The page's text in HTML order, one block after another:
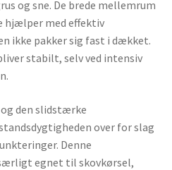
og sne. De brede mellemrum
hjælper med effektiv
ikke pakker sig fast i dækket.
stabilt, selv ved intensiv
den slidstærke
over for slag
Denne
egnet til skovkørsel,